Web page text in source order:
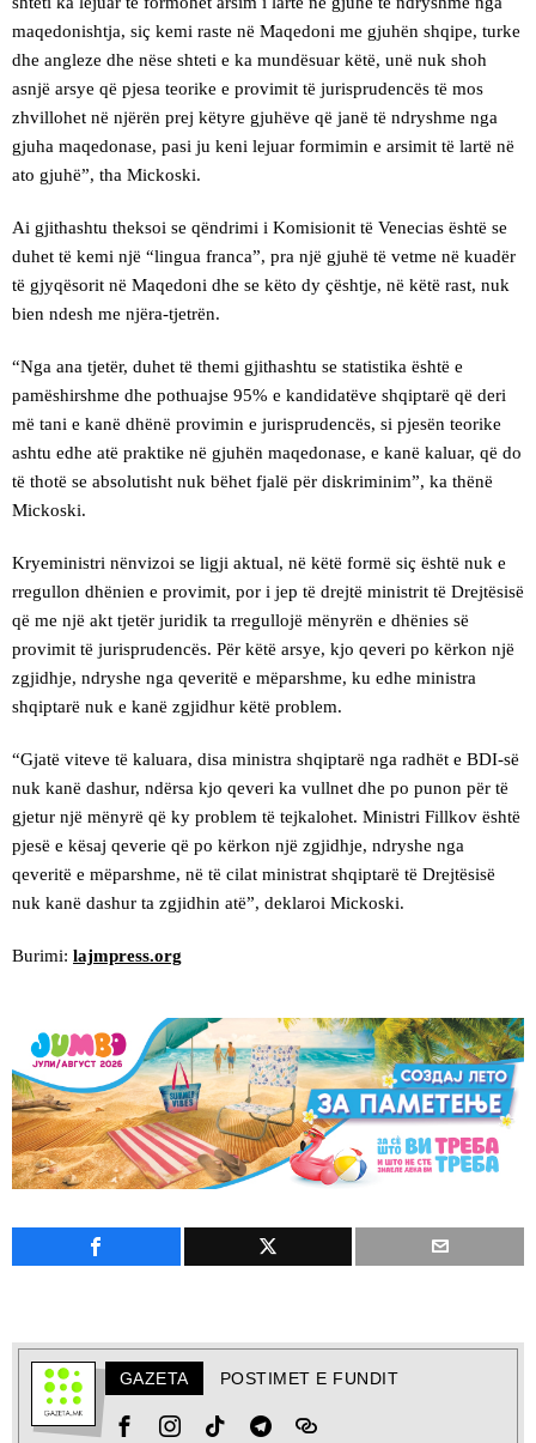
maqedonishtja, siç kemi raste në Maqedoni me gjuhën shqipe, turke
dhe angleze dhe nëse shteti e ka mundësuar këtë, unë nuk shoh
asnjë arsye që pjesa teorike e provimit të jurisprudencës të mos
zhvillohet në njërën prej këtyre gjuhëve që janë të ndryshme nga
gjuha maqedonase, pasi ju keni lejuar formimin e arsimit të lartë në
ato gjuhë”, tha Mickoski.
Ai gjithashtu theksoi se qëndrimi i Komisionit të Venecias është se
duhet të kemi një “lingua franca”, pra një gjuhë të vetme në kuadër
të gjyqësorit në Maqedoni dhe se këto dy çështje, në këtë rast, nuk
bien ndesh me njëra-tjetrën.
“Nga ana tjetër, duhet të themi gjithashtu se statistika është e
pamëshirshme dhe pothuajse 95% e kandidatëve shqiptarë që deri
më tani e kanë dhënë provimin e jurisprudencës, si pjesën teorike
ashtu edhe atë praktike në gjuhën maqedonase, e kanë kaluar, që do
të thotë se absolutisht nuk bëhet fjalë për diskriminim”, ka thënë
Mickoski.
Kryeministri nënvizoi se ligji aktual, në këtë formë siç është nuk e
rregullon dhënien e provimit, por i jep të drejtë ministrit të Drejtësisë
që me një akt tjetër juridik ta rregullojë mënyrën e dhënies së
provimit të jurisprudencës. Për këtë arsye, kjo qeveri po kërkon një
zgjidhje, ndryshe nga qeveritë e mëparshme, ku edhe ministra
shqiptarë nuk e kanë zgjidhur këtë problem.
“Gjatë viteve të kaluara, disa ministra shqiptarë nga radhët e BDI-së
nuk kanë dashur, ndërsa kjo qeveri ka vullnet dhe po punon për të
gjetur një mënyrë që ky problem të tejkalohet. Ministri Fillkov është
pjesë e kësaj qeverie që po kërkon një zgjidhje, ndryshe nga
qeveritë e mëparshme, në të cilat ministrat shqiptarë të Drejtësisë
nuk kanë dashur ta zgjidhin atë”, deklaroi Mickoski.
Burimi: lajmpress.org
GAZETA POSTIMET E FUNDIT